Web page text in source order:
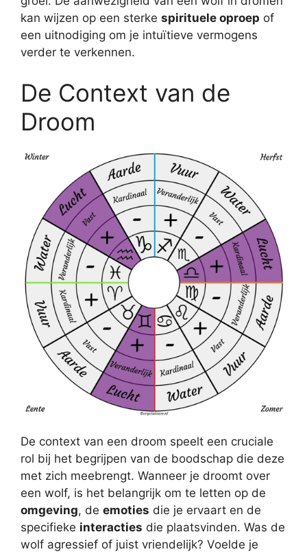
kan wijzen op een sterke spirituele oproep of
een uitnodiging om je intuïtieve vermogens
verder te verkennen.
De Context van de
Droom
De context van een droom speelt een cruciale
rol bij het begrijpen van de boodschap die deze
met zich meebrengt. Wanneer je droomt over
een wolf, is het belangrijk om te letten op de
omgeving, de emoties die je ervaart en de
specifieke interacties die plaatsvinden. Was de
wolf agressief of juist vriendelijk? Voelde je